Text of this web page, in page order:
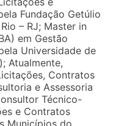
Fundação Getúlio
– RJ; Master in
em Gestão
Universidade de
Atualmente,
Contratos
e Assessoria
Técnico-
e Contratos
Municípios do